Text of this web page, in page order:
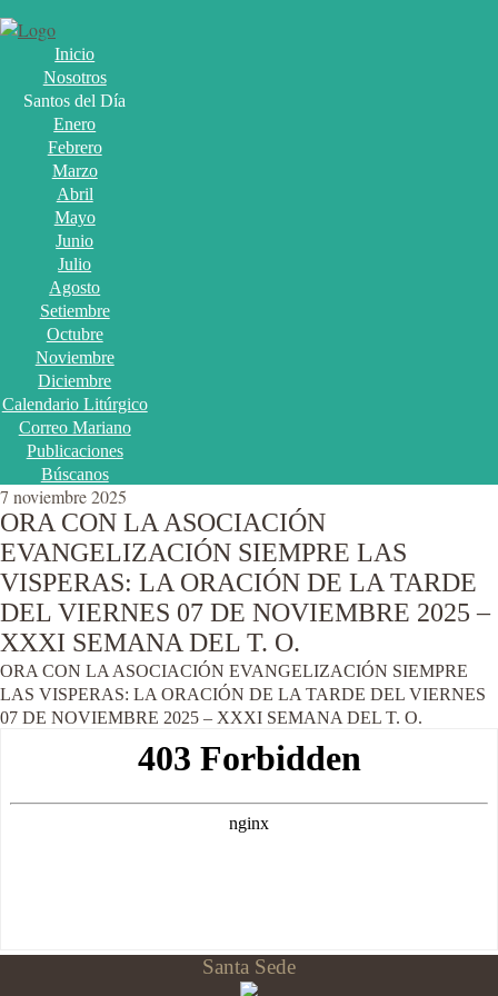
Inicio
Nosotros
Santos del Día
Enero
Febrero
Marzo
Abril
Mayo
Junio
Julio
Agosto
Setiembre
Octubre
Noviembre
Diciembre
Calendario Litúrgico
Correo Mariano
Publicaciones
Búscanos
7 noviembre 2025
ORA CON LA ASOCIACIÓN
EVANGELIZACIÓN SIEMPRE LAS
VISPERAS: LA ORACIÓN DE LA TARDE
DEL VIERNES 07 DE NOVIEMBRE 2025 –
XXXI SEMANA DEL T. O.
ORA CON LA ASOCIACIÓN EVANGELIZACIÓN SIEMPRE
LAS VISPERAS: LA ORACIÓN DE LA TARDE DEL VIERNES
07 DE NOVIEMBRE 2025 – XXXI SEMANA DEL T. O.
Santa Sede